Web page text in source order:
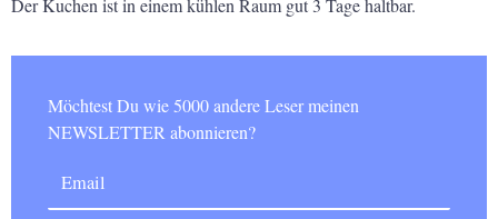
Der Kuchen ist in einem kühlen Raum gut 3 Tage haltbar.
Möchtest Du wie 5000 andere Leser meinen
NEWSLETTER abonnieren?